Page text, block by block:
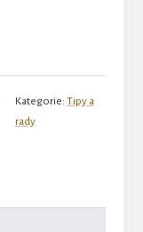
Kategorie: Tipy a
rady